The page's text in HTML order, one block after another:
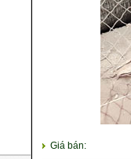
Giá bán: